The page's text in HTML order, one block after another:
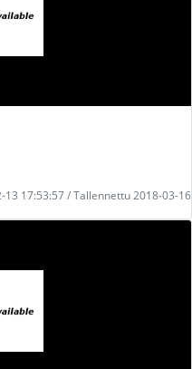
13 17:53:57 / Tallennettu 2018-03-16